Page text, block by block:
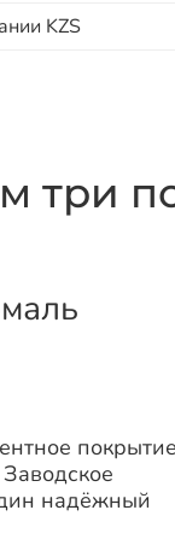
KZS
три
покрытие
надёжный